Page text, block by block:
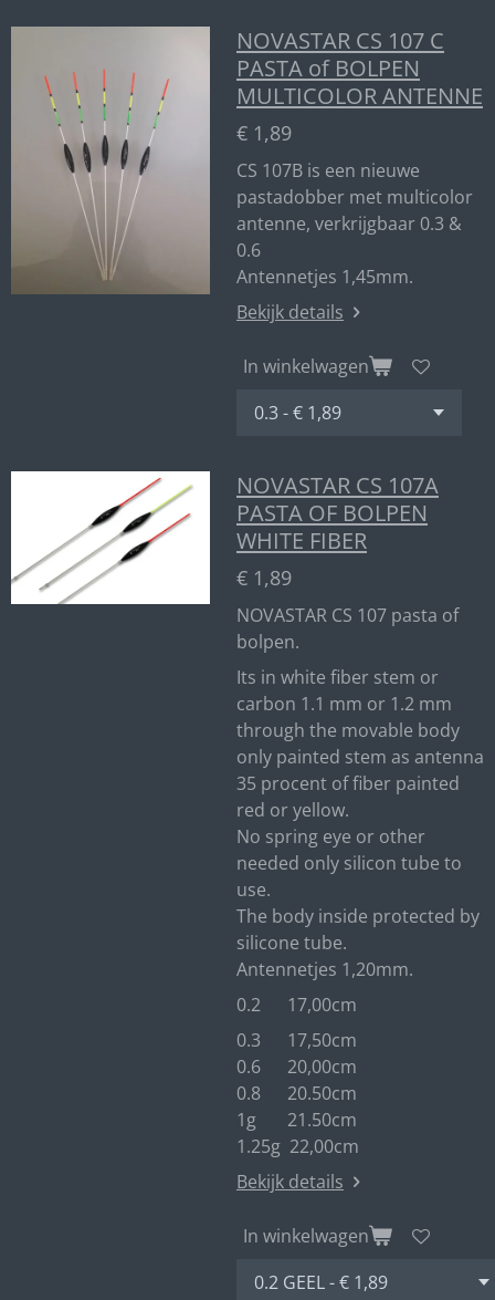
NOVASTAR CS 107 C
PASTA of BOLPEN
MULTICOLOR ANTENNE
€ 1,89
CS 107B is een nieuwe
pastadobber met multicolor
antenne, verkrijgbaar 0.3 &
0.6
Antennetjes 1,45mm.
Bekijk details
In winkelwagen
NOVASTAR CS 107A
PASTA OF BOLPEN
WHITE FIBER
€ 1,89
NOVASTAR CS 107 pasta of
bolpen.
Its in white fiber stem or
carbon 1.1 mm or 1.2 mm
through the movable body
only painted stem as antenna
35 procent of fiber painted
red or yellow.
No spring eye or other
needed only silicon tube to
use.
The body inside protected by
silicone tube.
Antennetjes 1,20mm.
0.2 17,00cm
0.3 17,50cm
0.6 20,00cm
0.8 20.50cm
1g 21.50cm
1.25g 22,00cm
Bekijk details
In winkelwagen